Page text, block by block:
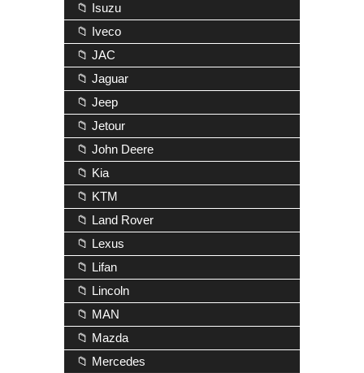
📁 Isuzu
📁 Iveco
📁 JAC
📁 Jaguar
📁 Jeep
📁 Jetour
📁 John Deere
📁 Kia
📁 KTM
📁 Land Rover
📁 Lexus
📁 Lifan
📁 Lincoln
📁 MAN
📁 Mazda
📁 Mercedes